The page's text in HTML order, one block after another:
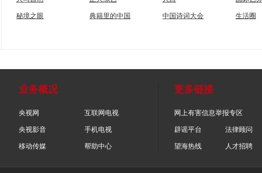
秘境之眼 典籍里的中国 中国诗词大会 生活圈
业务概况
央视网 互联网电视
央视影音 手机电视
移动传媒 帮助中心
更多链接
网上有害信息举报专区
辟谣平台 法律顾问
望海热线 人才招聘